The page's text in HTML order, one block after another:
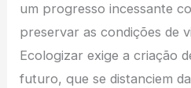
um progresso incessante
preservar as condições de
Ecologizar exige a criação
futuro, que se distanciem